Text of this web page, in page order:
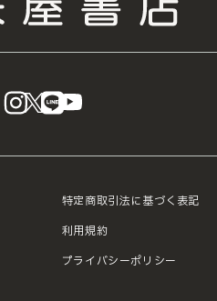
instagram
X LINE
特定商取引法に基づく表記
利用規約
プライバシーポリシー